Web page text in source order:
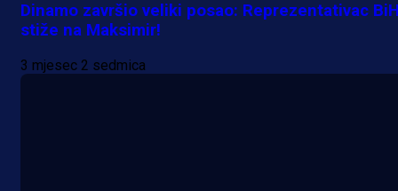
Dinamo završio veliki posao: Reprezentativac
stiže na Maksimir!
3 mjesec 2 sedmica